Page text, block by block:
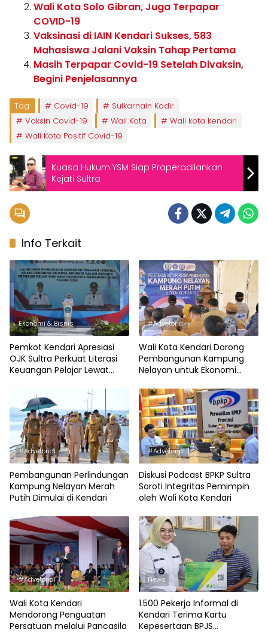
Wali Kota Solo Gibran, Juga Terpapar
COVID-19
Vaksinasi di IAIN Kendari Sukses, 583
Mahasiswa Jalani Vaksin Tahap Pertama
Masih Terpapar Covid-19 Setelah Divaksin,
Begini Penjelasannya
Tag: Covid-19
Sulkarnain Kadir
Vaksin Covid-19
Wali Kota
Wali kota kendari
Wali Kota Positif Covid-19
Kuasa Hukum YSM Siap Praperadilankan
Kejati Sultra
Info Terkait
Ekonomi & Bisnis
Pemkot Kendari Apresiasi
OJK Sultra Perkuat Literasi
Keuangan Pelajar Lewat
#Advetorial
Wali Kota Kendari Dorong
Pembangunan Kampung
Nelayan untuk Ekonomi
#Advetorial
Pembangunan Perlindungan
Kampung Nelayan Merah
Putih Dimulai di Kendari
#Advetorial
Diskusi Podcast BPKP Sultra
Soroti Integritas Pemimpin
oleh Wali Kota Kendari
#Advetorial
Wali Kota Kendari
Mendorong Penguatan
Persatuan melalui Pancasila
News
1.500 Pekerja Informal di
Kendari Terima Kartu
Kepesertaan BPJS